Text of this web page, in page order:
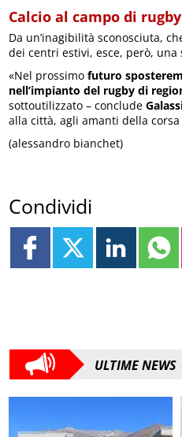
Calcio al campo di
Da un’inagibilità sconosciuta,
dei centri estivi, esce, però, una
«Nel prossimofuturo
nell’impianto del rugby di
sottoutilizzato – conclude
alla città, agli amanti della
(alessandro bianchet)
Condividi
ULTIME NEWS